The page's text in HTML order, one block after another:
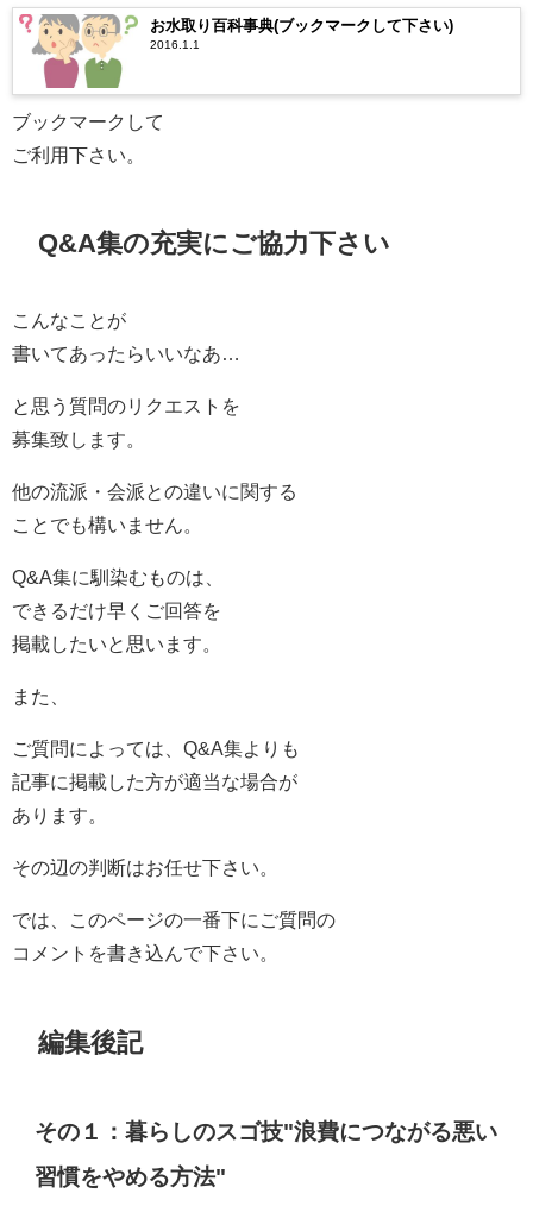
お水取り百科事典(ブックマークして下さい)
2016.1.1
ブックマークして
ご利用下さい。
Q&A集の充実にご協力下さい
こんなことが
書いてあったらいいなあ…
と思う質問のリクエストを
募集致します。
他の流派・会派との違いに関する
ことでも構いません。
Q&A集に馴染むものは、
できるだけ早くご回答を
掲載したいと思います。
また、
ご質問によっては、Q&A集よりも
記事に掲載した方が適当な場合が
あります。
その辺の判断はお任せ下さい。
では、このページの一番下にご質問の
コメントを書き込んで下さい。
編集後記
その１：暮らしのスゴ技"浪費につながる悪い
習慣をやめる方法"